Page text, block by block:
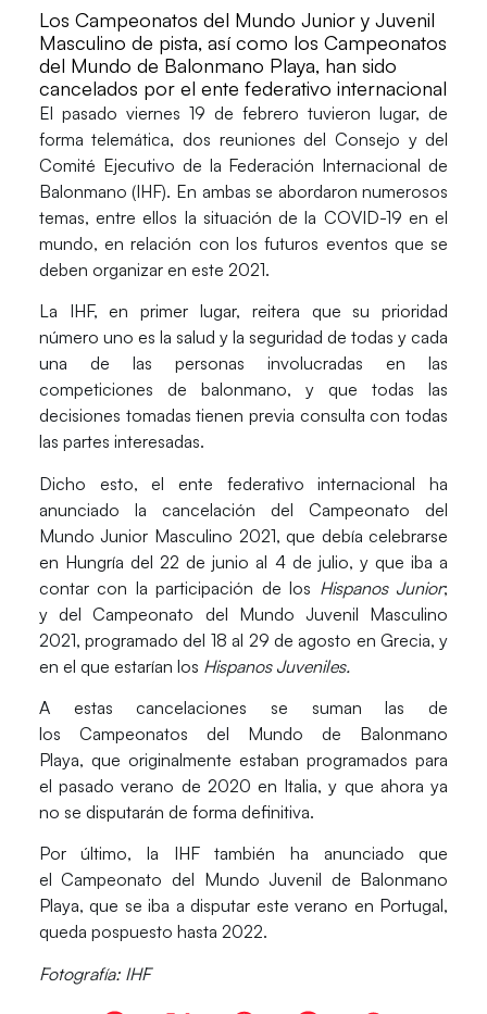
Los Campeonatos del Mundo Junior y Juvenil
Masculino de pista, así como los Campeonatos
del Mundo de Balonmano Playa, han sido
cancelados por el ente federativo internacional
El pasado viernes 19 de febrero tuvieron lugar, de
forma telemática, dos reuniones del Consejo y del
Comité Ejecutivo de la Federación Internacional de
Balonmano (IHF). En ambas se abordaron numerosos
temas, entre ellos la situación de la COVID-19 en el
mundo, en relación con los futuros eventos que se
deben organizar en este 2021.
La IHF, en primer lugar, reitera que su prioridad
número uno es la salud y la seguridad de todas y cada
una de las personas involucradas en las
competiciones de balonmano, y que todas las
decisiones tomadas tienen previa consulta con todas
las partes interesadas.
Dicho esto, el ente federativo internacional ha
anunciado la cancelación delCampeonato del
Mundo Junior Masculino 2021, que debía celebrarse
en Hungría del 22 de junio al 4 de julio, y que iba a
contar con la participación de los Hispanos Junior;
y delCampeonato del Mundo Juvenil Masculino
2021, programado del 18 al 29 de agosto en Grecia, y
en el que estarían los Hispanos Juveniles.
A estas cancelaciones se suman las de
los Campeonatos del Mundo de Balonmano
Playa, que originalmente estaban programados para
el pasado verano de 2020 en Italia, y que ahora ya
no se disputarán de forma definitiva.
Por último, la IHF también ha anunciado que
elCampeonato del Mundo Juvenil de Balonmano
Playa, que se iba a disputar este verano en Portugal,
queda pospuesto hasta 2022.
Fotografía: IHF